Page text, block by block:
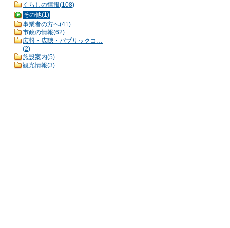
くらしの情報(108)
その他(1)
事業者の方へ(41)
市政の情報(62)
広報・広聴・パブリックコ…
(2)
施設案内(5)
観光情報(3)